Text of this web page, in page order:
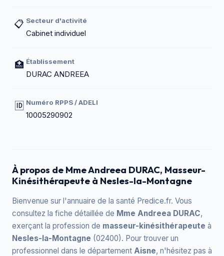
📋 Secteur d'activité
Cabinet individuel
🏥 Établissement
DURAC ANDREEA
🆔 Numéro RPPS / ADELI
10005290902
À propos de Mme Andreea DURAC, Masseur-
Kinésithérapeute à Nesles-la-Montagne
Bienvenue sur l'annuaire de la santé Predice.fr. Vous
consultez la fiche détaillée de Mme Andreea DURAC,
exerçant la profession de masseur-kinésithérapeute à
Nesles-la-Montagne (02400). Pour trouver un
professionnel dans le département Aisne, n'hésitez pas à